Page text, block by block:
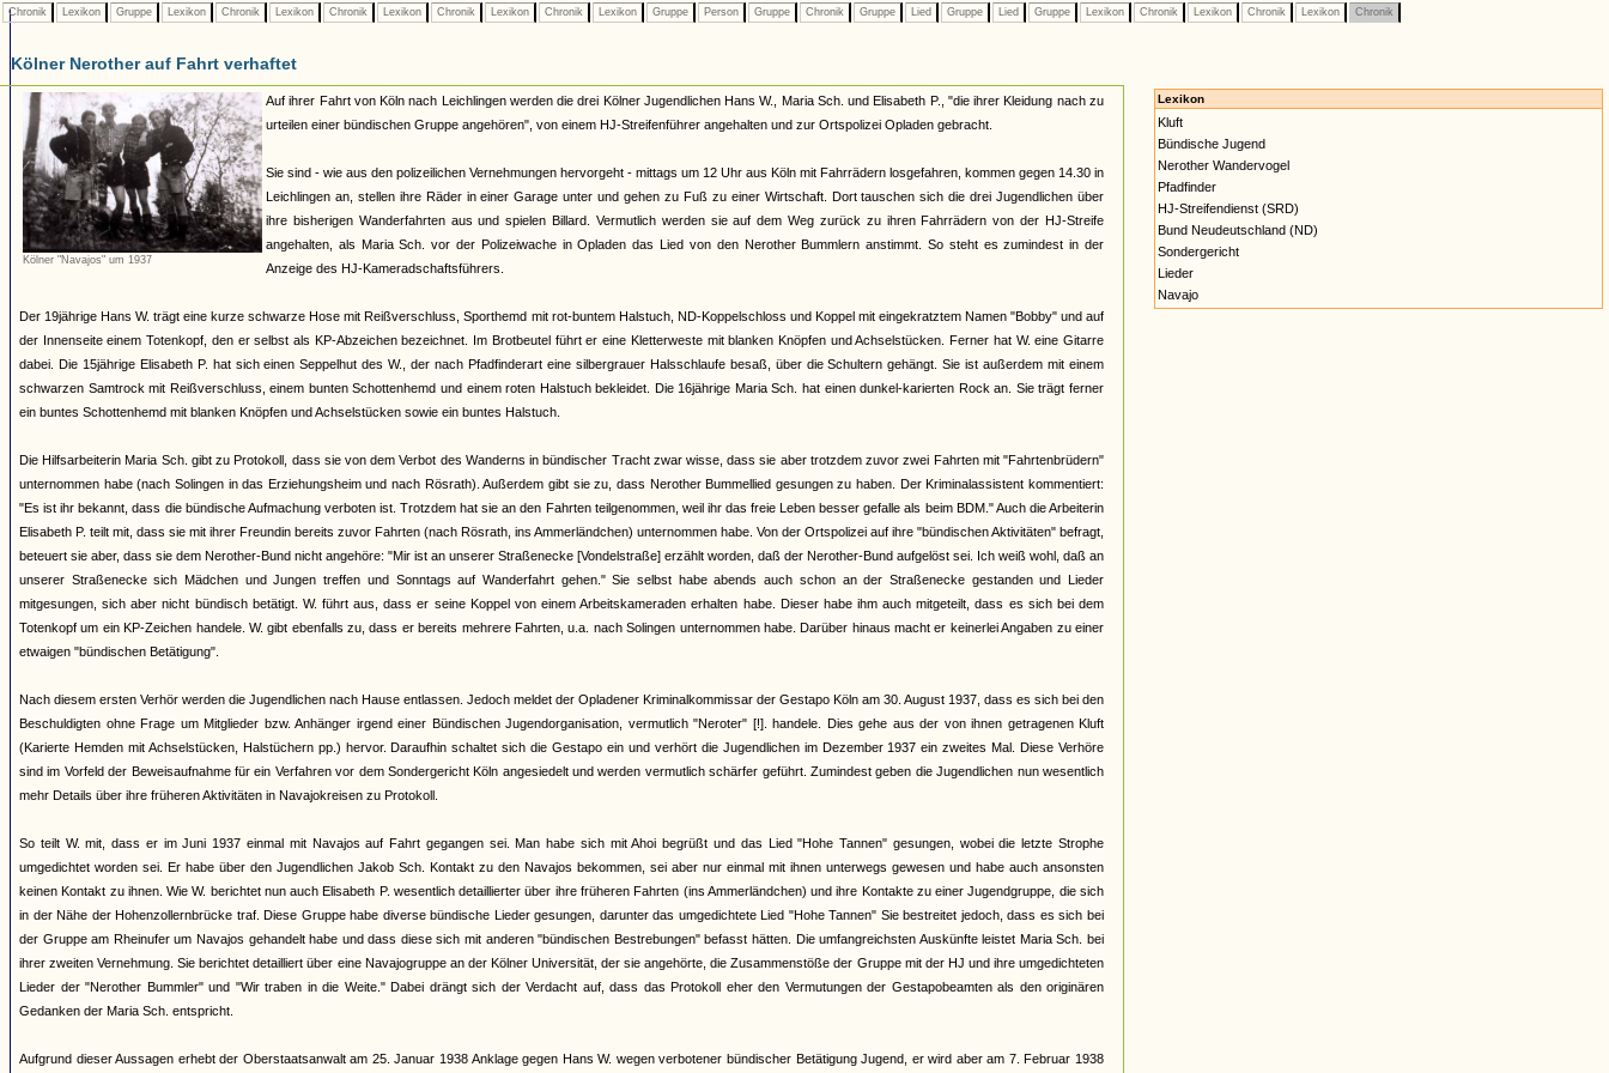
Chronik Lexikon Gruppe Lexikon Chronik Lexikon Chronik Lexikon Chronik Lexikon Chronik Lexikon Gruppe Person Gruppe Chronik Gruppe Lied Gruppe Lied Gruppe Lexikon Chronik Lexikon Chronik Lexikon Chronik
Kölner Nerother auf Fahrt verhaftet
Kölner "Navajos" um 1937
Auf ihrer Fahrt von Köln nach Leichlingen werden die drei Kölner Jugendlichen Hans W., Maria Sch. und Elisabeth P., "die ihrer Kleidung nach zu
urteilen einer bündischen Gruppe angehören", von einem HJ-Streifenführer angehalten und zur Ortspolizei Opladen gebracht.
Sie sind - wie aus den polizeilichen Vernehmungen hervorgeht - mittags um 12 Uhr aus Köln mit Fahrrädern losgefahren, kommen gegen 14.30 in
Leichlingen an, stellen ihre Räder in einer Garage unter und gehen zu Fuß zu einer Wirtschaft. Dort tauschen sich die drei Jugendlichen über
ihre bisherigen Wanderfahrten aus und spielen Billard. Vermutlich werden sie auf dem Weg zurück zu ihren Fahrrädern von der HJ-Streife
angehalten, als Maria Sch. vor der Polizeiwache in Opladen das Lied von den Nerother Bummlern anstimmt. So steht es zumindest in der
Anzeige des HJ-Kameradschaftsführers.
Der 19jährige Hans W. trägt eine kurze schwarze Hose mit Reißverschluss, Sporthemd mit rot-buntem Halstuch, ND-Koppelschloss und Koppel mit eingekratztem Namen "Bobby" und auf
der Innenseite einem Totenkopf, den er selbst als KP-Abzeichen bezeichnet. Im Brotbeutel führt er eine Kletterweste mit blanken Knöpfen und Achselstücken. Ferner hat W. eine Gitarre
dabei. Die 15jährige Elisabeth P. hat sich einen Seppelhut des W., der nach Pfadfinderart eine silbergrauer Halsschlaufe besaß, über die Schultern gehängt. Sie ist außerdem mit einem
schwarzen Samtrock mit Reißverschluss, einem bunten Schottenhemd und einem roten Halstuch bekleidet. Die 16jährige Maria Sch. hat einen dunkel-karierten Rock an. Sie trägt ferner
ein buntes Schottenhemd mit blanken Knöpfen und Achselstücken sowie ein buntes Halstuch.
Die Hilfsarbeiterin Maria Sch. gibt zu Protokoll, dass sie von dem Verbot des Wanderns in bündischer Tracht zwar wisse, dass sie aber trotzdem zuvor zwei Fahrten mit "Fahrtenbrüdern"
unternommen habe (nach Solingen in das Erziehungsheim und nach Rösrath). Außerdem gibt sie zu, dass Nerother Bummellied gesungen zu haben. Der Kriminalassistent kommentiert:
"Es ist ihr bekannt, dass die bündische Aufmachung verboten ist. Trotzdem hat sie an den Fahrten teilgenommen, weil ihr das freie Leben besser gefalle als beim BDM." Auch die Arbeiterin
Elisabeth P. teilt mit, dass sie mit ihrer Freundin bereits zuvor Fahrten (nach Rösrath, ins Ammerländchen) unternommen habe. Von der Ortspolizei auf ihre "bündischen Aktivitäten" befragt,
beteuert sie aber, dass sie dem Nerother-Bund nicht angehöre: "Mir ist an unserer Straßenecke [Vondelstraße] erzählt worden, daß der Nerother-Bund aufgelöst sei. Ich weiß wohl, daß an
unserer Straßenecke sich Mädchen und Jungen treffen und Sonntags auf Wanderfahrt gehen." Sie selbst habe abends auch schon an der Straßenecke gestanden und Lieder
mitgesungen, sich aber nicht bündisch betätigt. W. führt aus, dass er seine Koppel von einem Arbeitskameraden erhalten habe. Dieser habe ihm auch mitgeteilt, dass es sich bei dem
Totenkopf um ein KP-Zeichen handele. W. gibt ebenfalls zu, dass er bereits mehrere Fahrten, u.a. nach Solingen unternommen habe. Darüber hinaus macht er keinerlei Angaben zu einer
etwaigen "bündischen Betätigung".
Nach diesem ersten Verhör werden die Jugendlichen nach Hause entlassen. Jedoch meldet der Opladener Kriminalkommissar der Gestapo Köln am 30. August 1937, dass es sich bei den
Beschuldigten ohne Frage um Mitglieder bzw. Anhänger irgend einer Bündischen Jugendorganisation, vermutlich "Neroter" [!]. handele. Dies gehe aus der von ihnen getragenen Kluft
(Karierte Hemden mit Achselstücken, Halstüchern pp.) hervor. Daraufhin schaltet sich die Gestapo ein und verhört die Jugendlichen im Dezember 1937 ein zweites Mal. Diese Verhöre
sind im Vorfeld der Beweisaufnahme für ein Verfahren vor dem Sondergericht Köln angesiedelt und werden vermutlich schärfer geführt. Zumindest geben die Jugendlichen nun wesentlich
mehr Details über ihre früheren Aktivitäten in Navajokreisen zu Protokoll.
So teilt W. mit, dass er im Juni 1937 einmal mit Navajos auf Fahrt gegangen sei. Man habe sich mit Ahoi begrüßt und das Lied "Hohe Tannen" gesungen, wobei die letzte Strophe
umgedichtet worden sei. Er habe über den Jugendlichen Jakob Sch. Kontakt zu den Navajos bekommen, sei aber nur einmal mit ihnen unterwegs gewesen und habe auch ansonsten
keinen Kontakt zu ihnen. Wie W. berichtet nun auch Elisabeth P. wesentlich detaillierter über ihre früheren Fahrten (ins Ammerländchen) und ihre Kontakte zu einer Jugendgruppe, die sich
in der Nähe der Hohenzollernbrücke traf. Diese Gruppe habe diverse bündische Lieder gesungen, darunter das umgedichtete Lied "Hohe Tannen" Sie bestreitet jedoch, dass es sich bei
der Gruppe am Rheinufer um Navajos gehandelt habe und dass diese sich mit anderen "bündischen Bestrebungen" befasst hätten. Die umfangreichsten Auskünfte leistet Maria Sch. bei
ihrer zweiten Vernehmung. Sie berichtet detailliert über eine Navajogruppe an der Kölner Universität, der sie angehörte, die Zusammenstöße der Gruppe mit der HJ und ihre umgedichteten
Lieder der "Nerother Bummler" und "Wir traben in die Weite." Dabei drängt sich der Verdacht auf, dass das Protokoll eher den Vermutungen der Gestapobeamten als den originären
Gedanken der Maria Sch. entspricht.
Aufgrund dieser Aussagen erhebt der Oberstaatsanwalt am 25. Januar 1938 Anklage gegen Hans W. wegen verbotener bündischer Betätigung Jugend, er wird aber am 7. Februar 1938
Lexikon
Kluft
Bündische Jugend
Nerother Wandervogel
Pfadfinder
HJ-Streifendienst (SRD)
Bund Neudeutschland (ND)
Sondergericht
Lieder
Navajo